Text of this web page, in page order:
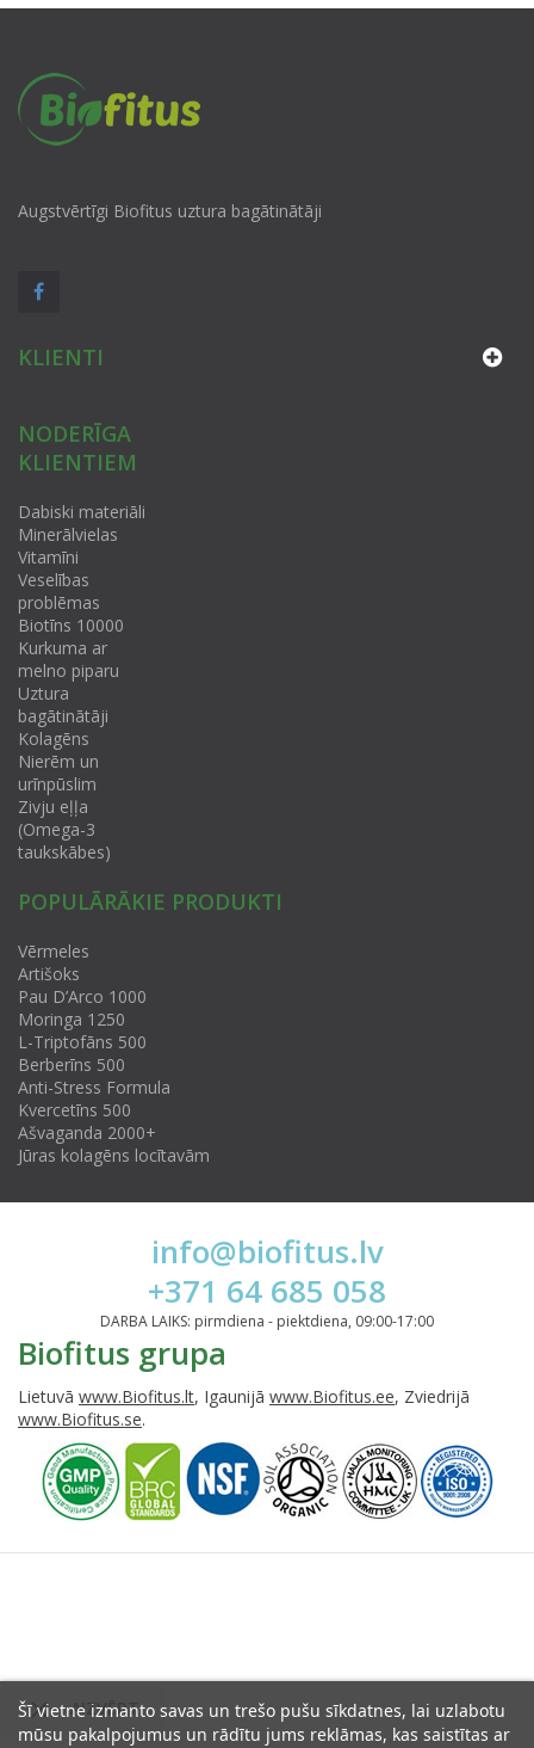
Augstvērtīgi Biofitus uztura bagātinātāji
KLIENTI
NODERĪGA
KLIENTIEM
Dabiski materiāli
Minerālvielas
Vitamīni
Veselības
problēmas
Biotīns 10000
Kurkuma ar
melno piparu
Uztura
bagātinātāji
Kolagēns
Nierēm un
urīnpūslim
Zivju eļļa
(Omega-3
taukskābes)
POPULĀRĀKIE PRODUKTI
Vērmeles
Artišoks
Pau D’Arco 1000
Moringa 1250
L-Triptofāns 500
Berberīns 500
Anti-Stress Formula
Kvercetīns 500
Ašvaganda 2000+
Jūras kolagēns locītavām
info@biofitus.lv
+371 64 685 058
DARBA LAIKS: pirmdiena - piektdiena, 09:00-17:00
Biofitus grupa
Lietuvā www.Biofitus.lt, Igaunijā www.Biofitus.ee, Zviedrijā
www.Biofitus.se.
Šī vietne izmanto savas un trešo pušu sīkdatnes, lai uzlabotu
mūsu pakalpojumus un rādītu jums reklāmas, kas saistītas ar
 AIZVĒRT